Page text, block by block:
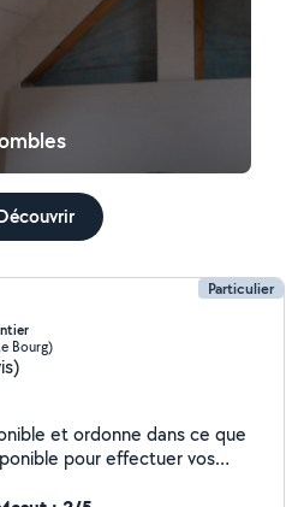
Particulier
Bourg)
et ordonne dans ce que